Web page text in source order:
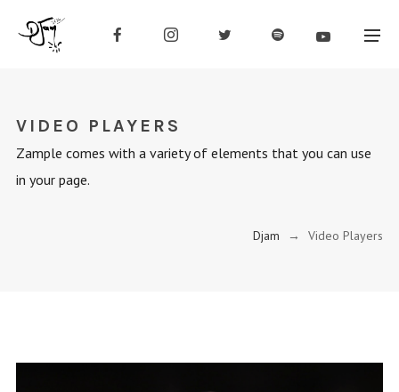
VIDEO PLAYERS
Zample comes with a variety of elements that you can use
in your page.
Djam → Video Players